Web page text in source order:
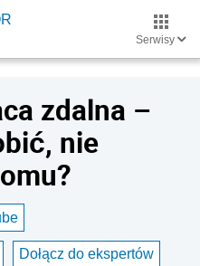
Serwisy
zdalna –
nie
Dołącz do ekspertów